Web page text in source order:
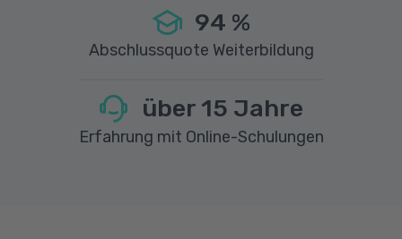
94 %
Abschlussquote Weiterbildung
über 15 Jahre
Erfahrung mit Online-Schulungen